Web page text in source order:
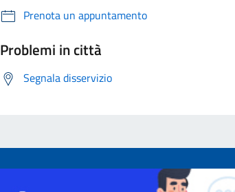
Prenota un appuntamento
Problemi in città
Segnala disservizio